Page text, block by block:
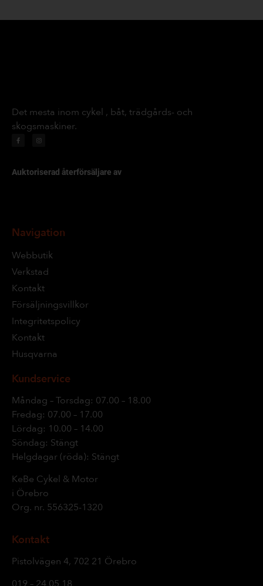
Det mesta inom cykel , båt, trädgårds- och
skogsmaskiner.
Auktoriserad återförsäljare av
Navigation
Webbutik
Verkstad
Kontakt
Försäljningsvillkor
Integritetspolicy
Kontakt
Husqvarna
Kundservice
Måndag – Torsdag: 07.00 – 18.00
Fredag: 07.00 – 17.00
Lördag: 10.00 – 14.00
Söndag: Stängt
Helgdagar (röda): Stängt
KeBe Cykel & Motor
i Örebro
Org. nr. 556325-1320
Kontakt
Pistolvägen 4, 702 21 Örebro